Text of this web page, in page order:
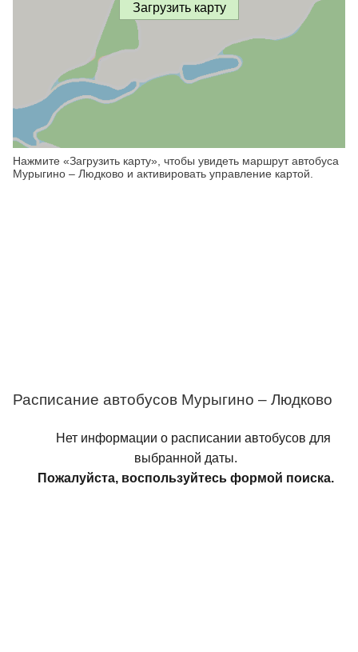
Загрузить карту
Нажмите «Загрузить карту», чтобы увидеть маршрут автобуса
Мурыгино – Людково и активировать управление картой.
Расписание автобусов Мурыгино – Людково
Нет информации о расписании автобусов для
выбранной даты.
Пожалуйста, воспользуйтесь формой поиска.